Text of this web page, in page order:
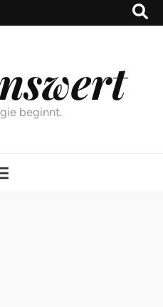
beginnt.